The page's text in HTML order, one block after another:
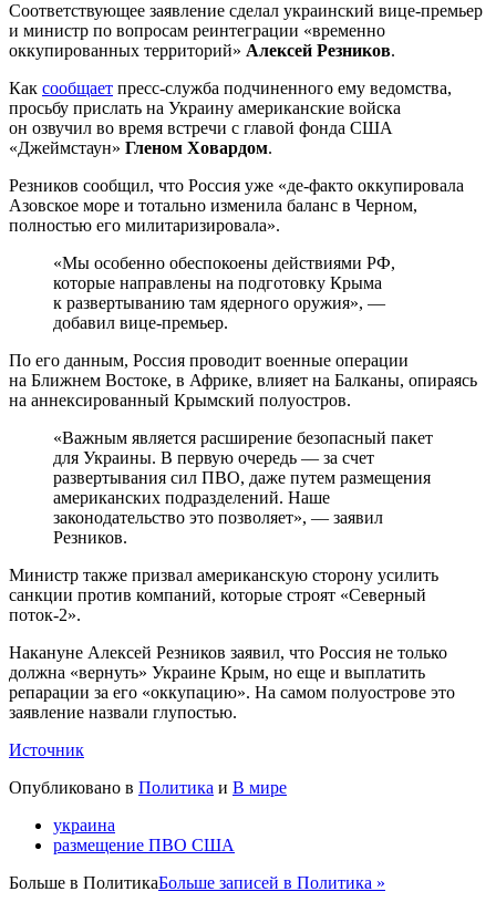
Соответствующее заявление сделал украинский вице-премьер
и министр по вопросам реинтеграции «временно
оккупированных территорий» Алексей Резников.
Как сообщает пресс-служба подчиненного ему ведомства,
просьбу прислать на Украину американские войска
он озвучил во время встречи с главой фонда США
«Джеймстаун» Гленом Ховардом.
Резников сообщил, что Россия уже «де-факто оккупировала
Азовское море и тотально изменила баланс в Черном,
полностью его милитаризировала».
«Мы особенно обеспокоены действиями РФ,
которые направлены на подготовку Крыма
к развертыванию там ядерного оружия», —
добавил вице-премьер.
По его данным, Россия проводит военные операции
на Ближнем Востоке, в Африке, влияет на Балканы, опираясь
на аннексированный Крымский полуостров.
«Важным является расширение безопасный пакет
для Украины. В первую очередь — за счет
развертывания сил ПВО, даже путем размещения
американских подразделений. Наше
законодательство это позволяет», — заявил
Резников.
Министр также призвал американскую сторону усилить
санкции против компаний, которые строят «Северный
поток-2».
Накануне Алексей Резников заявил, что Россия не только
должна «вернуть» Украине Крым, но еще и выплатить
репарации за его «оккупацию». На самом полуострове это
заявление назвали глупостью.
Источник
Опубликовано в Политика и В мире
украина
размещение ПВО США
Больше в ПолитикаБольше записей в Политика »